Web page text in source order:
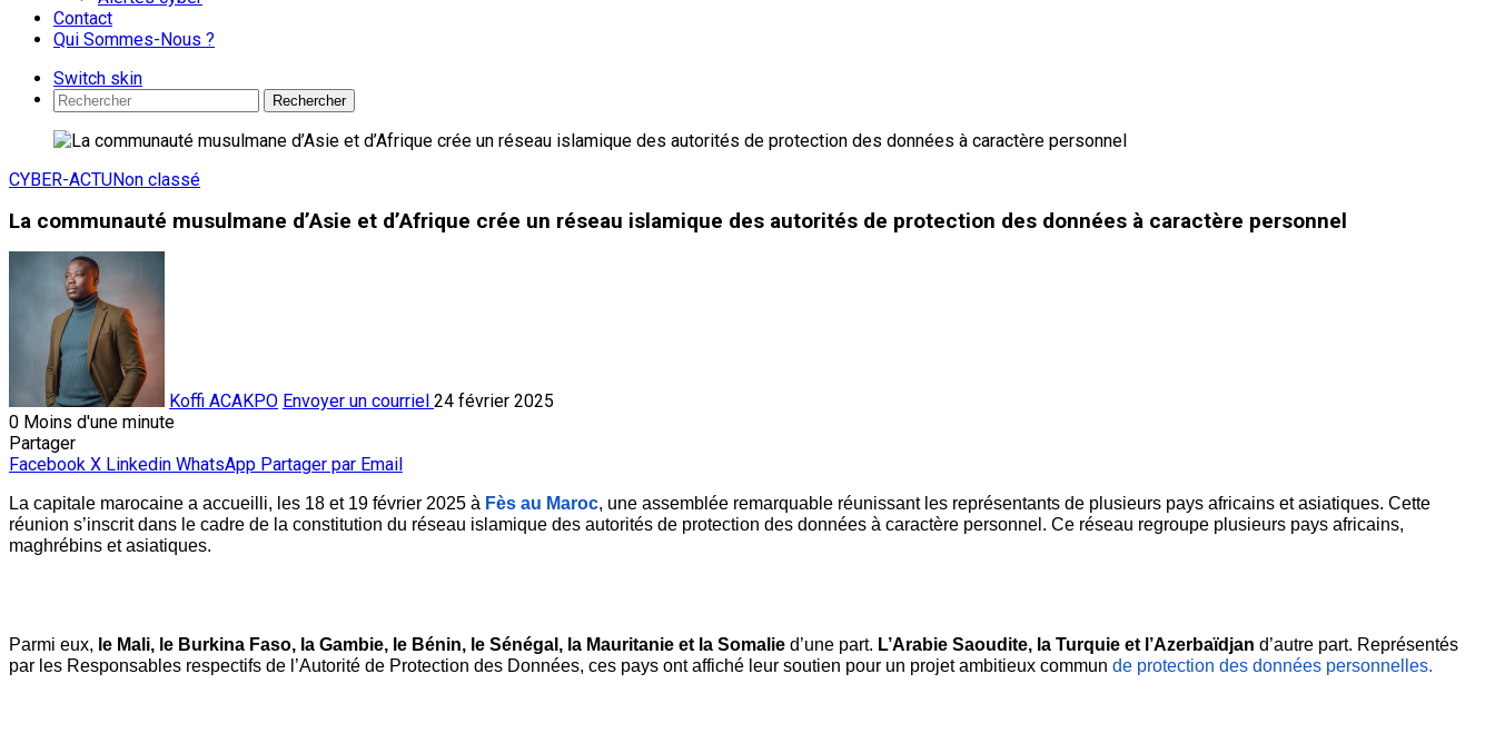
Contact
Qui Sommes-Nous ?
Switch skin
Rechercher
CYBER-ACTUNon classé
La communauté musulmane d’Asie et d’Afrique crée un réseau islamique des autorités de protection des données à caractère personnel
Koffi ACAKPO Envoyer un courriel 24 février 2025
0 Moins d'une minute
Partager
Facebook X Linkedin WhatsApp Partager par Email
La capitale marocaine a accueilli, les 18 et 19 février 2025 à Fès au Maroc, une assemblée remarquable réunissant les représentants de plusieurs pays africains et asiatiques. Cette
réunion s’inscrit dans le cadre de la constitution du réseau islamique des autorités de protection des données à caractère personnel. Ce réseau regroupe plusieurs pays africains,
maghrébins et asiatiques.
Parmi eux, le Mali, le Burkina Faso, la Gambie, le Bénin, le Sénégal, la Mauritanie et la Somalie d’une part. L’Arabie Saoudite, la Turquie et l’Azerbaïdjan d’autre part. Représentés
par les Responsables respectifs de l’Autorité de Protection des Données, ces pays ont affiché leur soutien pour un projet ambitieux commun de protection des données personnelles.